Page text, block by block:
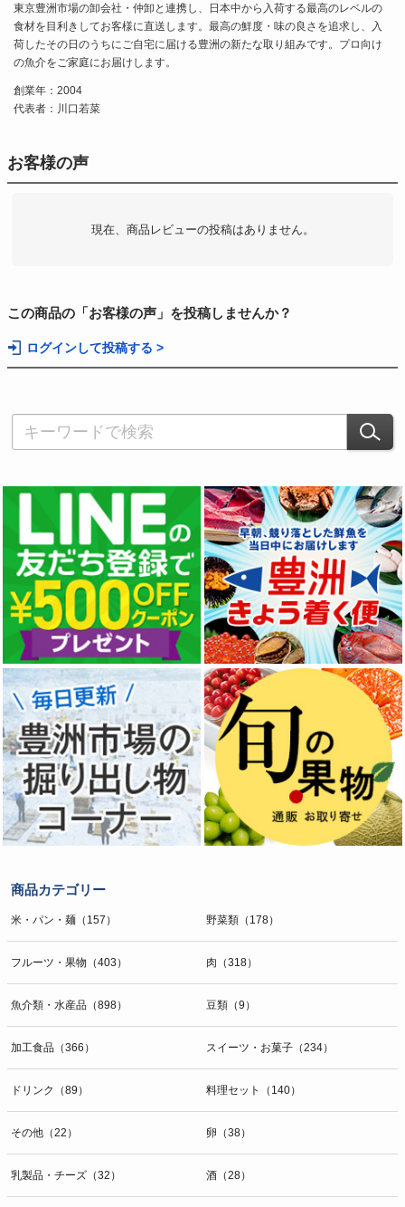
東京豊洲市場の卸会社・仲卸と連携し、日本中から入荷する最高のレベルの
食材を目利きしてお客様に直送します。最高の鮮度・味の良さを追求し、入
荷したその日のうちにご自宅に届ける豊洲の新たな取り組みです。プロ向け
の魚介をご家庭にお届けします。
創業年：2004
代表者：川口若菜
お客様の声
現在、商品レビューの投稿はありません。
この商品の「お客様の声」を投稿しませんか？
ログインして投稿する >
商品カテゴリー
米・パン・麺（157） 野菜類（178）
フルーツ・果物（403） 肉（318）
魚介類・水産品（898） 豆類（9）
加工食品（366） スイーツ・お菓子（234）
ドリンク（89） 料理セット（140）
その他（22） 卵（38）
乳製品・チーズ（32） 酒（28）